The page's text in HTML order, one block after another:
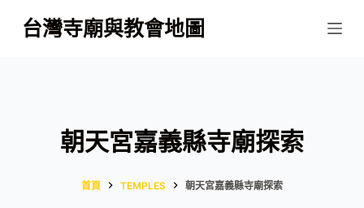
跳
至
台灣寺廟與教會地圖
朝天宮嘉義縣寺廟探索
首頁 TEMPLES 朝天宮嘉義縣寺廟探索